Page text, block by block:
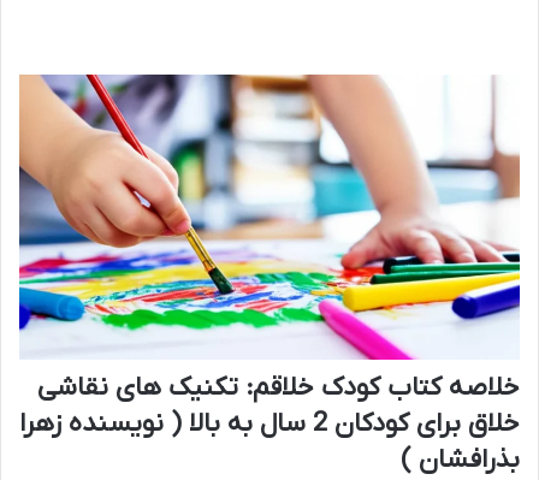
خلاصه کتاب کودک خلاقم: تکنیک های نقاشی
خلاق برای کودکان 2 سال به بالا ( نویسنده زهرا
بذرافشان )